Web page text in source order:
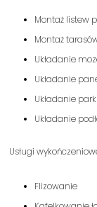
Montaż listew
Montaż
Układanie
Układanie
Układanie
Układanie
Usługi
Flizowanie